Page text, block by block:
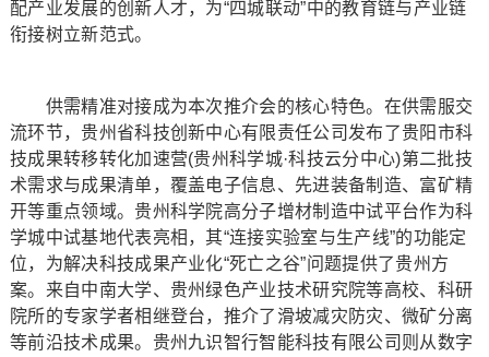
配产业发展的创新人才，为“四城联动”中的教育链与产业链
衔接树立新范式。
供需精准对接成为本次推介会的核心特色。在供需服交
流环节，贵州省科技创新中心有限责任公司发布了贵阳市科
技成果转移转化加速营(贵州科学城·科技云分中心)第二批技
术需求与成果清单，覆盖电子信息、先进装备制造、富矿精
开等重点领域。贵州科学院高分子增材制造中试平台作为科
学城中试基地代表亮相，其“连接实验室与生产线”的功能定
位，为解决科技成果产业化“死亡之谷”问题提供了贵州方
案。来自中南大学、贵州绿色产业技术研究院等高校、科研
院所的专家学者相继登台，推介了滑坡减灾防灾、微矿分离
等前沿技术成果。贵州九识智行智能科技有限公司则从数字